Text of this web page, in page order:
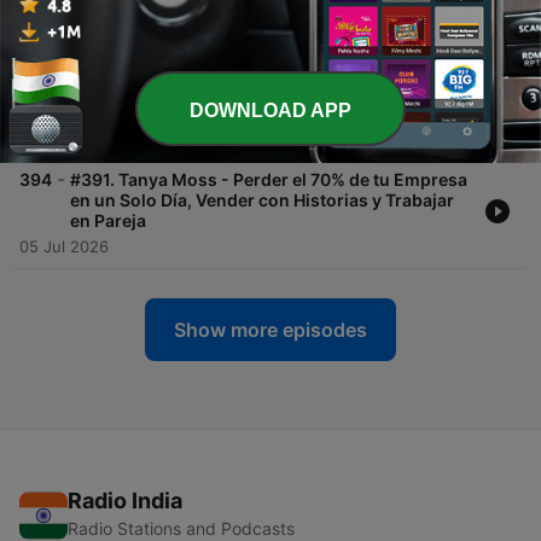
19 Jul 2026
395 - #392. Mau Otero - Ir Contra Corriente, Cómo
Aprender Cualquier Cosa , Bucket Lists y Vivir
Siempre en Sábado
12 Jul 2026
394 - #391. Tanya Moss - Perder el 70% de tu Empresa
en un Solo Día, Vender con Historias y Trabajar
en Pareja
05 Jul 2026
Show more episodes
Radio India
Radio Stations and Podcasts
DOWNLOAD APP